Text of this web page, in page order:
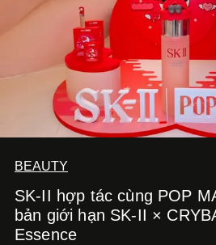
BEAUTY
SK-II hợp tác cùng POP
bản giới hạn SK-II ×
Essence